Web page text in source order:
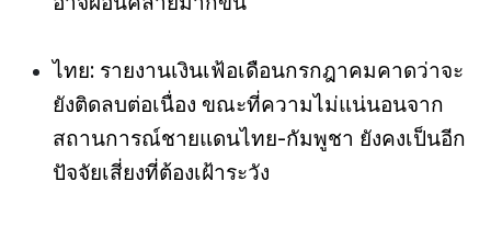
ไทย: รายงานเงินเฟ้อเดือนกรกฎาคมคาดว่าจะ
ยังติดลบต่อเนื่อง ขณะที่ความไม่แน่นอนจาก
สถานการณ์ชายแดนไทย-กัมพูชา ยังคงเป็นอีก
ปัจจัยเสี่ยงที่ต้องเฝ้าระวัง